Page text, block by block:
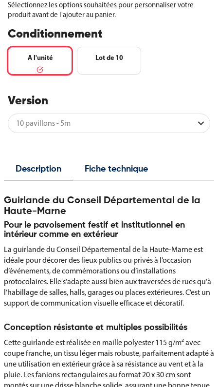
Sélectionnez les options souhaitées pour personnaliser votre
produit avant de l'ajouter au panier.
Conditionnement
A l'unité Lot de 10
Version
Description Fiche technique
Guirlande du Conseil Départemental de la
Haute-Marne
Pour le pavoisement festif et institutionnel en
intérieur comme en extérieur
La guirlande du Conseil Départemental de la Haute-Marne est
idéale pour décorer des lieux publics ou privés à l’occasion
d’événements, de commémorations ou d’installations
protocolaires. Elle s’adapte aussi bien aux traversées de rues qu’à
l’habillage de salles, halls, garages ou places extérieures. C’est un
support de communication visuelle efficace et décoratif.
Conception résistante et multiples possibilités
Cette guirlande est réalisée en maille polyester 115 g/m² avec
coupe franche, un tissu léger mais robuste, parfaitement adapté à
une utilisation en extérieur grâce à sa résistance au vent et à la
pluie. Les fanions rectangulaires au format 20 x 30 cm sont